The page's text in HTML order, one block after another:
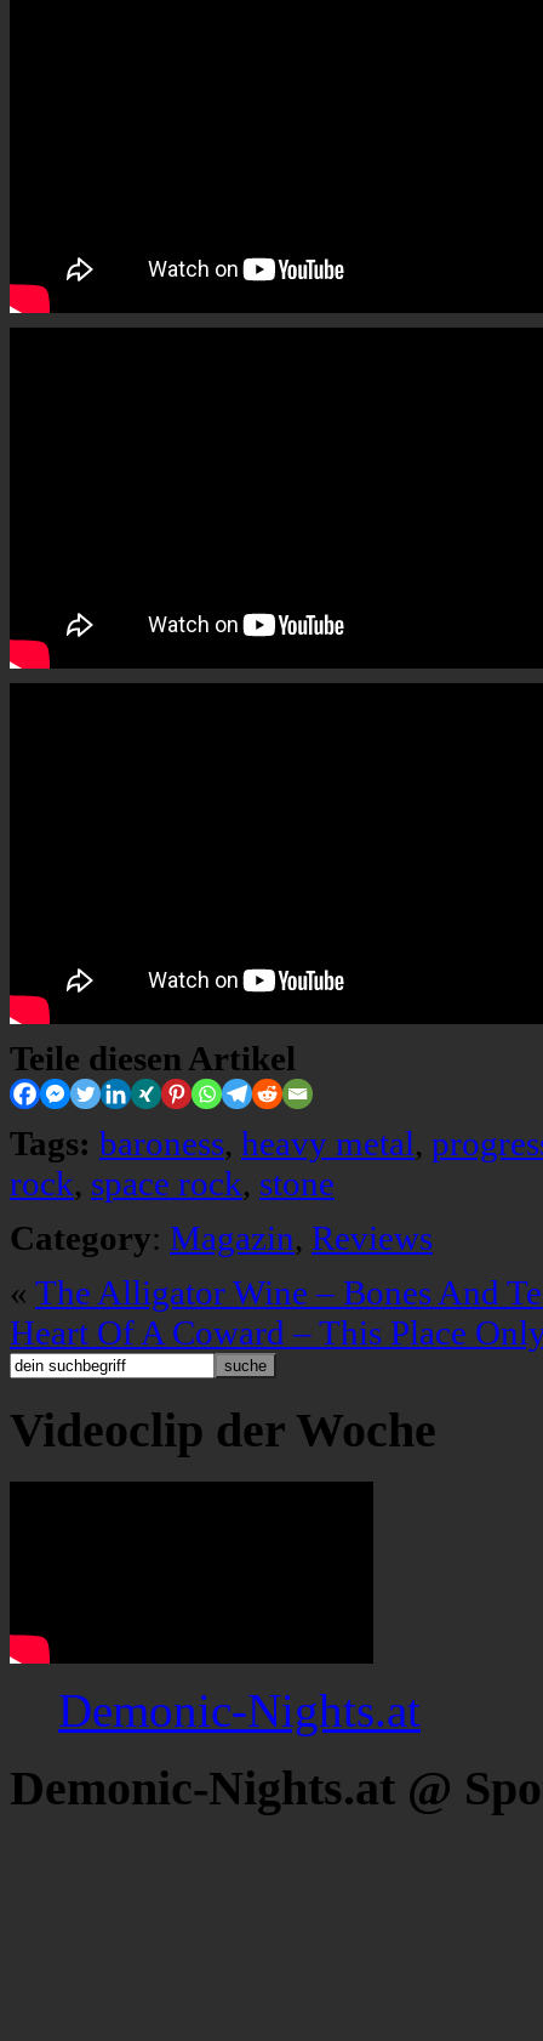
Teile diesen Artikel
Tags: baroness, heavy metal,
rock, space rock, stone
Category: Magazin, Reviews
« The Alligator Wine – Bones And
Heart Of A Coward – This Place
Videoclip der Woche
Demonic-Nights.at
Demonic-Nights.at @